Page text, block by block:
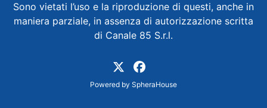
Sono vietati l’uso e la riproduzione di questi, anche in
maniera parziale, in assenza di autorizzazione scritta
di Canale 85 S.r.l.
Powered by SpheraHouse